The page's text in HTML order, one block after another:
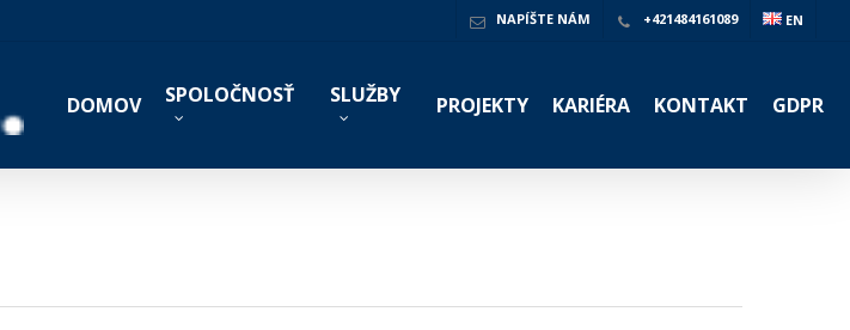
NAPÍŠTE NÁM +421484161089 EN
DOMOV SPOLOČNOSŤ SLUŽBY PROJEKTY KARIÉRA KONTAKT GDPR